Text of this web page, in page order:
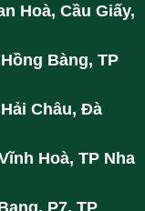
Hoà, Cầu Giấy,
Bàng, TP
Châu, Đà
Hoà, TP Nha
P7, TP